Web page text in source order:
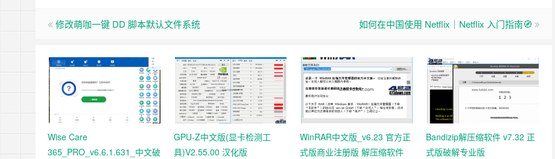
修改萌咖一键 DD 脚本默认文件系统 如何在中国使用 Netflix｜Netflix 入门指南🧭
Wise Care
365_PRO_v6.6.1.631_中文破
GPU-Z中文版(显卡检测工
具)V2.55.00 汉化版
WinRAR中文版_v6.23 官方正
式版商业注册版 解压缩软件
Bandizip解压缩软件 v7.32 正
式版破解专业版